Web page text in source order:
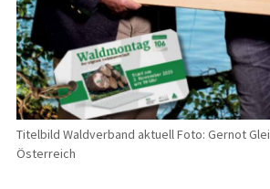
Titelbild Waldverband aktuell Foto: Gernot
Österreich